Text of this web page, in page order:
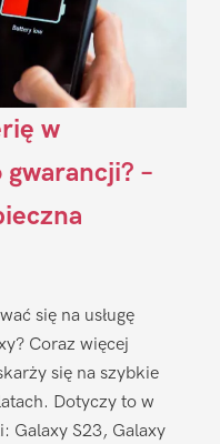
w
–
się na usługę
Coraz więcej
się na szybkie
Dotyczy to w
Galaxy S23, Galaxy